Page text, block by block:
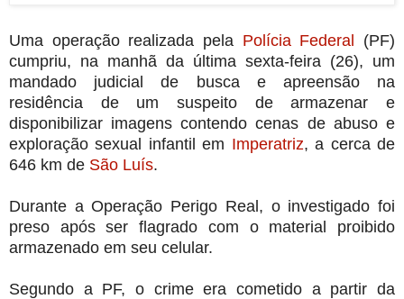
Uma operação realizada pela Polícia Federal (PF)
cumpriu, na manhã da última sexta-feira (26), um
mandado judicial de busca e apreensão na
residência de um suspeito de armazenar e
disponibilizar imagens contendo cenas de abuso e
exploração sexual infantil em Imperatriz, a cerca de
646 km de São Luís.
Durante a Operação Perigo Real, o investigado foi
preso após ser flagrado com o material proibido
armazenado em seu celular.
Segundo a PF, o crime era cometido a partir da